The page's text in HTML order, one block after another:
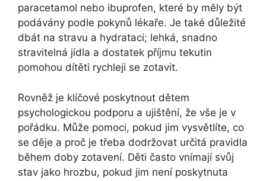
paracetamol nebo ibuprofen, které by měly být
podávány podle pokynů lékaře. Je také důležité
dbát na stravu a hydrataci; lehká, snadno
stravitelná jídla a dostatek příjmu tekutin
pomohou dítěti rychleji se zotavit.
Rovněž je klíčové poskytnout dětem
psychologickou podporu a ujištění, že vše je v
pořádku. Může pomoci, pokud jim vysvětlíte, co
se děje a proč je třeba dodržovat určitá pravidla
během doby zotavení. Děti často vnímají svůj
stav jako hrozbu, pokud jim není poskytnuta